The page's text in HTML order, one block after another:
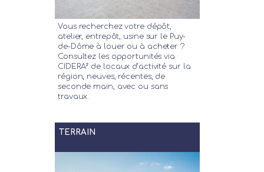
Vous recherchez votre dépôt,
atelier, entrepôt, usine sur le Puy-
de-Dôme à louer ou à acheter ?
Consultez les opportunités via
CIDERA² de locaux d’activité sur la
région, neuves, récentes, de
seconde main, avec ou sans
travaux.
TERRAIN